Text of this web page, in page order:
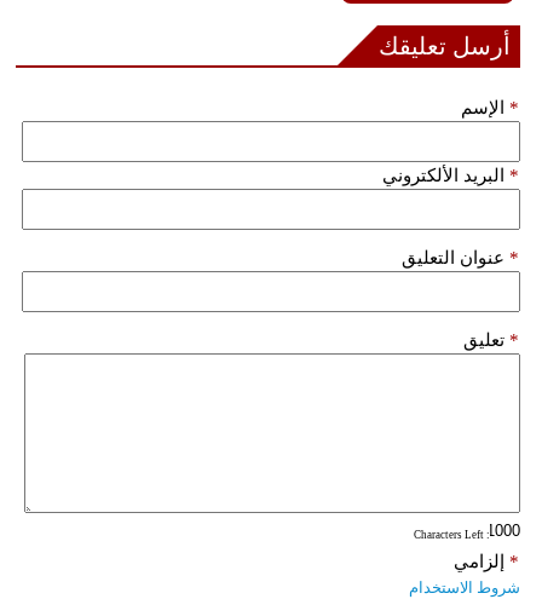
أرسل تعليقك
الإسم *
البريد الألكتروني *
عنوان التعليق *
تعليق *
: Characters Left
إلزامي *
شروط الاستخدام